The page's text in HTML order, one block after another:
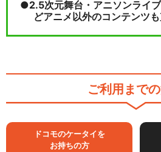
2.5次元舞台・アニソンライ
どアニメ以外のコンテンツ
ご利用まで
ドコモのケータイを
お持ちの方